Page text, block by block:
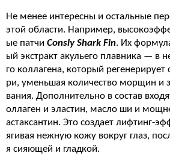
Не менее интересны и остальные
этой области. Например,
ые патчи Consly Shark Fin. Их
ый экстракт акульего плавника — в
го коллагена, который регенерирует
ри, уменьшая количество морщин и
вания. Дополнительно в состав
оллаген и эластин, масло ши и
астаксантин. Это создает лифтинг-
ягивая нежную кожу вокруг глаз,
я сияющей и гладкой.